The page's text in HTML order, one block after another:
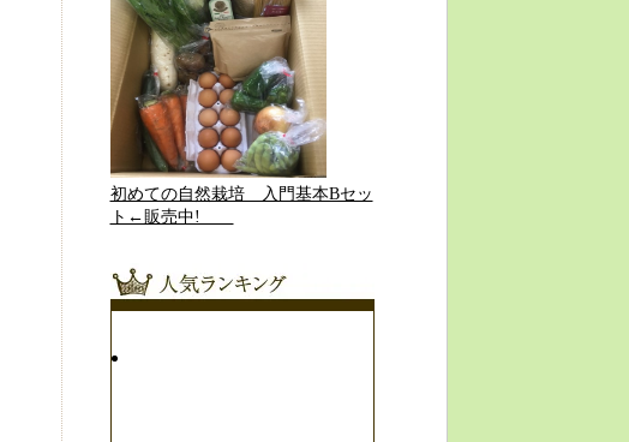
初めての自然栽培 入門基本Bセッ
ト←販売中!